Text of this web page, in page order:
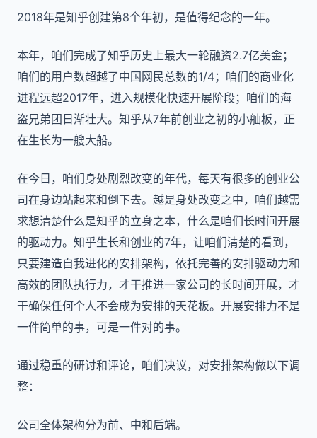
2018年是知乎创建第8个年初，是值得纪念的一年。
本年，咱们完成了知乎历史上最大一轮融资2.7亿美金；
咱们的用户数超越了中国网民总数的1/4；咱们的商业化
进程远超2017年，进入规模化快速开展阶段；咱们的海
盗兄弟团日渐壮大。知乎从7年前创业之初的小舢板，正
在生长为一艘大船。
在今日，咱们身处剧烈改变的年代，每天有很多的创业公
司在身边站起来和倒下去。越是身处改变之中，咱们越需
求想清楚什么是知乎的立身之本，什么是咱们长时间开展
的驱动力。知乎生长和创业的7年，让咱们清楚的看到，
只要建造自我进化的安排架构，依托完善的安排驱动力和
高效的团队执行力，才干推进一家公司的长时间开展，才
干确保任何个人不会成为安排的天花板。开展安排力不是
一件简单的事，可是一件对的事。
通过稳重的研讨和评论，咱们决议，对安排架构做以下调
整：
公司全体架构分为前、中和后端。